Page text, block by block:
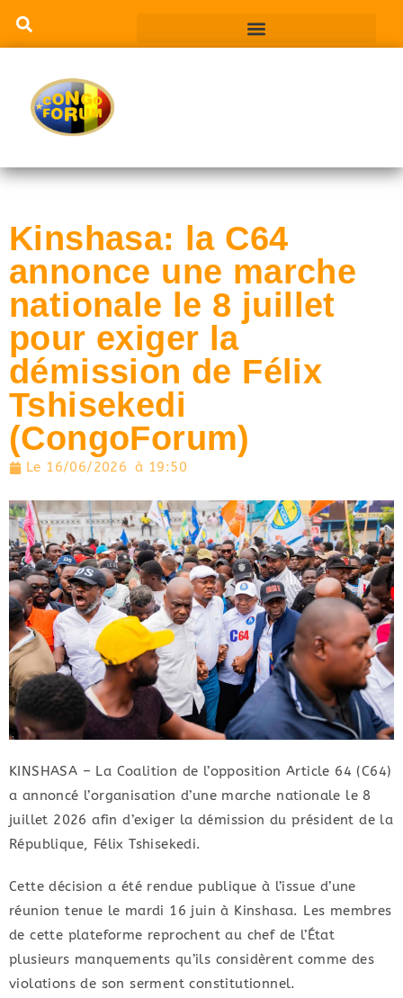
Kinshasa: la C64
annonce une marche
nationale le 8 juillet
pour exiger la
démission de Félix
Tshisekedi
(CongoForum)
Le 16/06/2026 à 19:50
KINSHASA – La Coalition de l’opposition Article 64 (C64)
a annoncé l’organisation d’une marche nationale le 8
juillet 2026 afin d’exiger la démission du président de la
République, Félix Tshisekedi.
Cette décision a été rendue publique à l’issue d’une
réunion tenue le mardi 16 juin à Kinshasa. Les membres
de cette plateforme reprochent au chef de l’État
plusieurs manquements qu’ils considèrent comme des
violations de son serment constitutionnel.